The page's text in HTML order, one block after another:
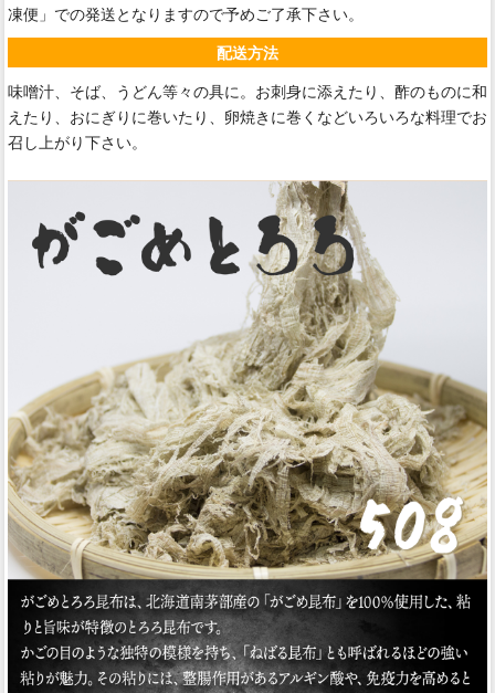
凍便」での発送となりますので予めご了承下さい。
配送方法
味噌汁、そば、うどん等々の具に。お刺身に添えたり、酢のものに和
えたり、おにぎりに巻いたり、卵焼きに巻くなどいろいろな料理でお
召し上がり下さい。